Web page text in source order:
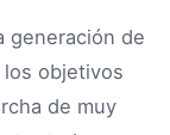
generación de
objetivos
de muy